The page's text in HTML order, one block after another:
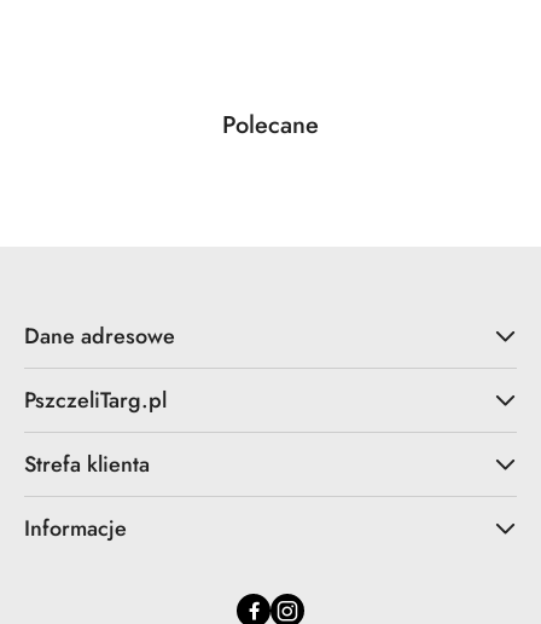
Pomiń karuzelę produktów
Produkty
Polecane
Dane adresowe
PszczeliTarg.pl
Strefa klienta
Informacje